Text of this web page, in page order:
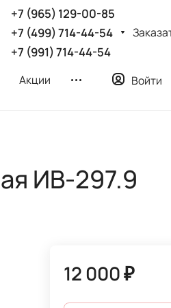
+7 (965) 129-00-85
+7 (499) 714-44-54
+7 (991) 714-44-54
Акции Войти
ИВ-297.9
12 000 ₽